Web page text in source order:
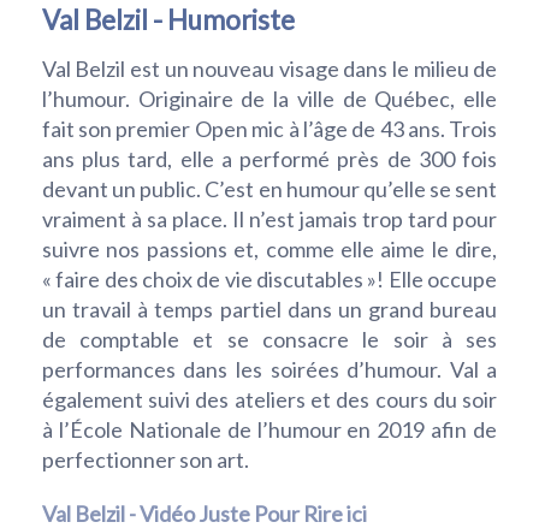
Val Belzil - Humoriste
Val Belzil est un nouveau visage dans le milieu de
l’humour. Originaire de la ville de Québec, elle
fait son premier Open mic à l’âge de 43 ans. Trois
ans plus tard, elle a performé près de 300 fois
devant un public. C’est en humour qu’elle se sent
vraiment à sa place. Il n’est jamais trop tard pour
suivre nos passions et, comme elle aime le dire,
« faire des choix de vie discutables »! Elle occupe
un travail à temps partiel dans un grand bureau
de comptable et se consacre le soir à ses
performances dans les soirées d’humour. Val a
également suivi des ateliers et des cours du soir
à l’École Nationale de l’humour en 2019 afin de
perfectionner son art.
Val Belzil - Vidéo Juste Pour Rire ici